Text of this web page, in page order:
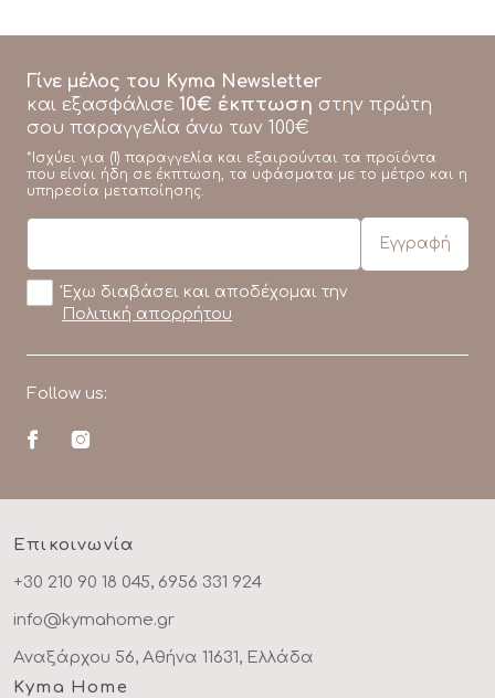
Γίνε μέλος του Kyma Newsletter
και εξασφάλισε 10€ έκπτωση στην πρώτη
σου παραγγελία άνω των 100€
*Ισχύει για (1) παραγγελία και εξαιρούνται τα προϊόντα
που είναι ήδη σε έκπτωση, τα υφάσματα με το μέτρο και η
υπηρεσία μεταποίησης.
Έχω διαβάσει και αποδέχομαι την
Πολιτική απορρήτου
Follow us:
Επικοινωνία
+30 210 90 18 045, 6956 331 924
info@kymahome.gr
Αναξάρχου 56, Αθήνα 11631, Ελλάδα
Kyma Home